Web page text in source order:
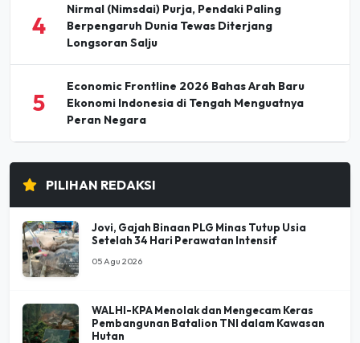
4
Nirmal (Nimsdai) Purja, Pendaki Paling
Berpengaruh Dunia Tewas Diterjang
Longsoran Salju
5
Economic Frontline 2026 Bahas Arah Baru
Ekonomi Indonesia di Tengah Menguatnya
Peran Negara
PILIHAN REDAKSI
Jovi, Gajah Binaan PLG Minas Tutup Usia
Setelah 34 Hari Perawatan Intensif
05 Agu 2026
WALHI-KPA Menolak dan Mengecam Keras
Pembangunan Batalion TNI dalam Kawasan
Hutan